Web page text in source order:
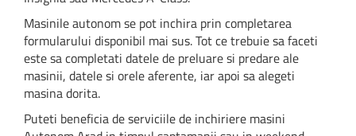
Masinile autonom se pot inchira prin completarea
formularului disponibil mai sus. Tot ce trebuie sa faceti
este sa completati datele de preluare si predare ale
masinii, datele si orele aferente, iar apoi sa alegeti
masina dorita.
Puteti beneficia de serviciile de inchiriere masini